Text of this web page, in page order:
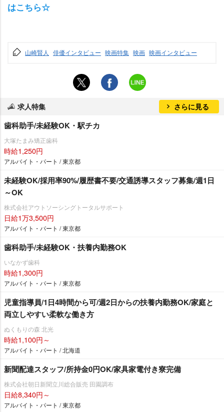
はこちら☆
山崎賢人 俳優インタビュー 映画特集 映画 映画インタビュー
求人特集 さらに見る
歯科助手/未経験OK・駅チカ
大塚たまみ矯正歯科
時給1,250円
アルバイト・パート / 東京都
未経験OK/採用率90%/履歴書不要/交通誘導スタッフ募集/週1日
～OK
株式会社アウトソーシングトータルサポート
日給1万3,500円
アルバイト・パート / 東京都
歯科助手/未経験OK・扶養内勤務OK
いなかず歯科
時給1,300円
アルバイト・パート / 東京都
児童指導員/1日4時間から可/週2日からの扶養内勤務OK/家庭と
両立しやすい柔軟な働き方
ぬくもりの森 北光
時給1,100円～
アルバイト・パート / 北海道
新聞配達スタッフ/所持金0円OK/家具家電付き寮完備
株式会社朝日新聞立川総合販売 田園調布
日給8,340円～
アルバイト・パート / 東京都